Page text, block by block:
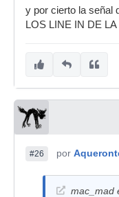
y por cierto la señal
LOS LINE IN DE
#26 por
mac_mad